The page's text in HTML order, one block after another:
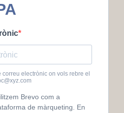
correu electrònic on vols rebre el
Brevo com a
de màrqueting. En